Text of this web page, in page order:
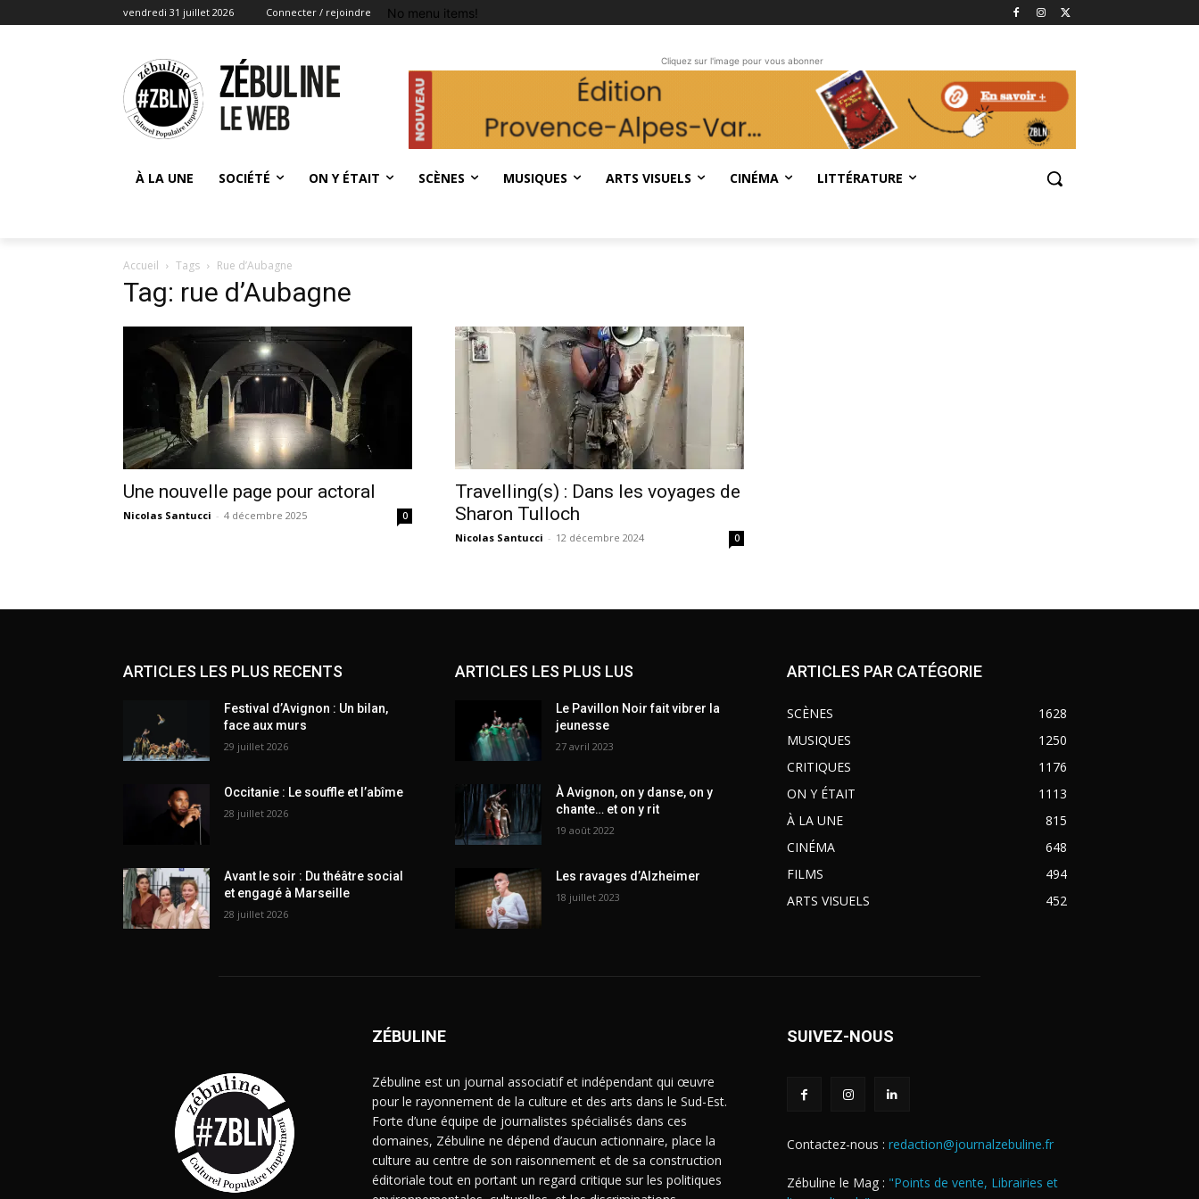
vendredi 31 juillet 2026 Connecter / rejoindre No menu items!
Cliquez sur l'image pour vous abonner
À LA UNE SOCIÉTÉ ON Y ÉTAIT SCÈNES MUSIQUES ARTS VISUELS CINÉMA LITTÉRATURE
Accueil Tags Rue d’Aubagne
Tag: rue d’Aubagne
Une nouvelle page pour actoral
Nicolas Santucci - 4 décembre 2025 0
Travelling(s) : Dans les voyages de
Sharon Tulloch
Nicolas Santucci - 12 décembre 2024 0
ARTICLES LES PLUS RECENTS
Festival d’Avignon : Un bilan,
face aux murs
29 juillet 2026
Occitanie : Le souffle et l’abîme
28 juillet 2026
Avant le soir : Du théâtre social
et engagé à Marseille
28 juillet 2026
ARTICLES LES PLUS LUS
Le Pavillon Noir fait vibrer la
jeunesse
27 avril 2023
À Avignon, on y danse, on y
chante… et on y rit
19 août 2022
Les ravages d’Alzheimer
18 juillet 2023
ARTICLES PAR CATÉGORIE
SCÈNES
1628
MUSIQUES
1250
CRITIQUES
1176
ON Y ÉTAIT
1113
À LA UNE
815
CINÉMA
648
FILMS
494
ARTS VISUELS
452
ZÉBULINE
Zébuline est un journal associatif et indépendant qui œuvre
pour le rayonnement de la culture et des arts dans le Sud-Est.
Forte d’une équipe de journalistes spécialisés dans ces
domaines, Zébuline ne dépend d’aucun actionnaire, place la
culture au centre de son raisonnement et de sa construction
éditoriale tout en portant un regard critique sur les politiques
SUIVEZ-NOUS
Contactez-nous : redaction@journalzebuline.fr
Zébuline le Mag : "Points de vente, Librairies et